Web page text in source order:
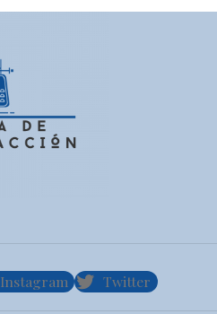
Instagram Twitter